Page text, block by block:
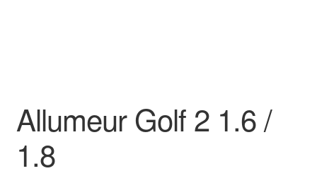
Allumeur Golf 2 1.6 /
1.8